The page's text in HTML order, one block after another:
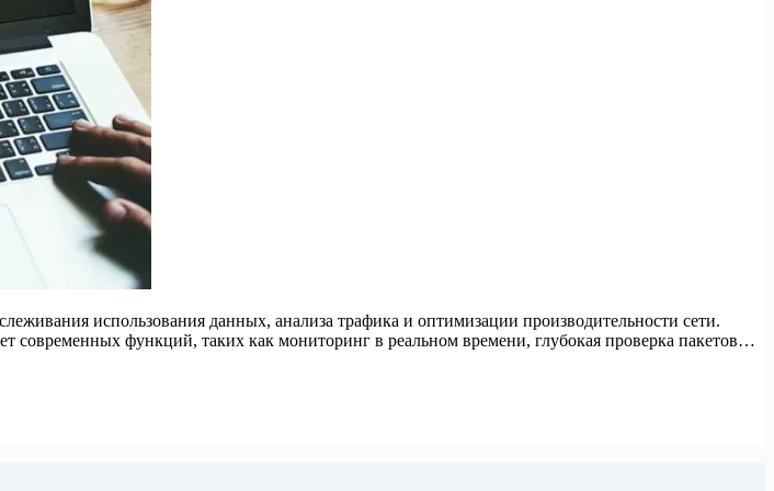
использования данных, анализа трафика и оптимизации производительности сети.
современных функций, таких как мониторинг в реальном времени, глубокая проверка пакетов…